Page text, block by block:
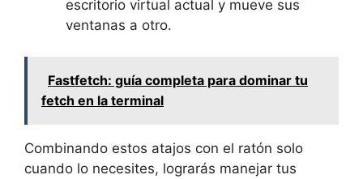
escritorio virtual actual y mueve sus
ventanas a otro.
Fastfetch: guía completa para dominar tu
fetch en la terminal
Combinando estos atajos con el ratón solo
cuando lo necesites, lograrás manejar tus